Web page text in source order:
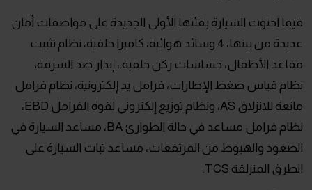
فيما احتوت السيارة بفئتها الأولى الجديدة على مواصفات أمان
عديدة من بينها، 4 وسائد هوائية، كاميرا خلفية، نظام تثبيت
مقاعد الأطفال، حساسات ركن خلفية.، إنذار ضد السرقة،
نظام قياس ضغط الإطارات، فرامل يد إلكترونية، نظام فرامل
مانعة للانزلاق AS، ونظام توزيع إلكتروني لقوة الفرامل EBD،
نظام فرامل مساعد في حالة الطوارئ BA، مساعد السيارة في
الصعود والهبوط من المرتفعات، مساعد ثبات السيارة على
الطرق المنزلقة TCS.